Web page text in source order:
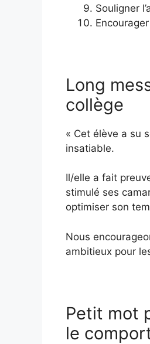
Souligner
Long
collège
« Cet élève a su
insatiable.
Il/elle a fait
stimulé ses
optimiser son
Nous
ambitieux pour
Petit mot
le